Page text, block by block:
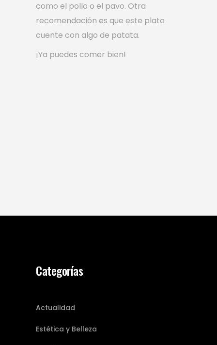
como el pollo o el pavo. Otra
recomendación es que este plato
cuente con algo de patata.
¡Ya puedes comer bien!
Categorías
Actualidad
Estética y Belleza